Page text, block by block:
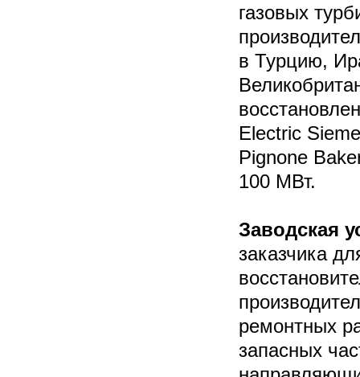
газовых
в Турцию,
Electric
Pignone
100 МВт.
Заводская
заказчика
ремонтных
запасных